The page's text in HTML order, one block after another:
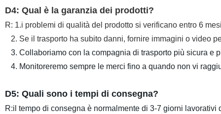
D4: Qual è la garanzia dei prodotti?
R: 1.i problemi di qualità del prodotto si verificano entro 6
2. Se il trasporto ha subito danni, fornire immagini o video
3. Collaboriamo con la compagnia di trasporto più sicura e
4. Monitoreremo sempre le merci fino a quando non vi
D5: Quali sono i tempi di consegna?
R:il tempo di consegna è normalmente di 3-7 giorni